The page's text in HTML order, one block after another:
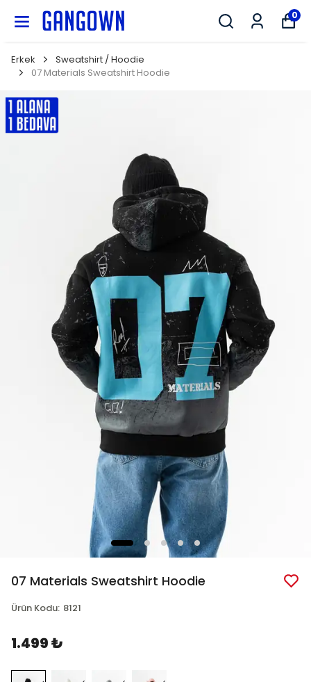
0
Erkek
Sweatshirt / Hoodie
07 Materials Sweatshirt Hoodie
07 Materials Sweatshirt Hoodie
Ürün Kodu: 8121
1.499 ₺